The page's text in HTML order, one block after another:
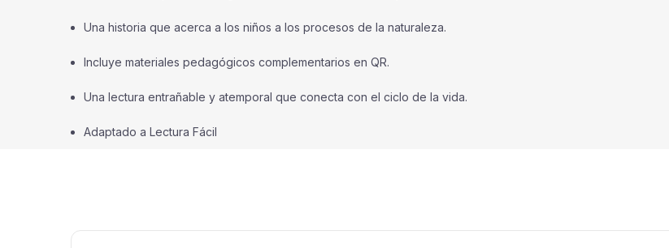
Una historia que acerca a los niños a los procesos de la naturaleza.
Incluye materiales pedagógicos complementarios en QR.
Una lectura entrañable y atemporal que conecta con el ciclo de la vida.
Adaptado a Lectura Fácil